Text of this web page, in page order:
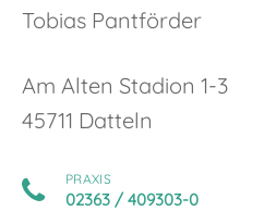
Tobias Pantförder
Am Alten Stadion 1-3
45711 Datteln
PRAXIS
02363 / 409303-0